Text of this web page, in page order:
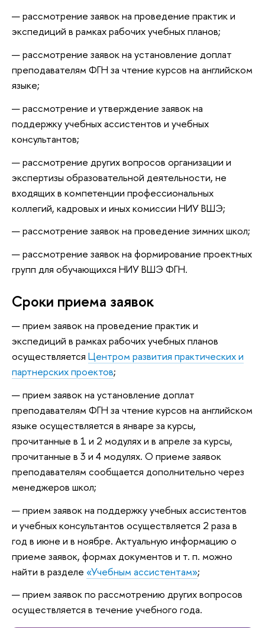
рассмотрение заявок на проведение практик и
экспедиций в рамках рабочих учебных планов;
рассмотрение заявок на установление доплат
преподавателям ФГН за чтение курсов на английском
языке;
рассмотрение и утверждение заявок на
поддержку учебных ассистентов и учебных
консультантов;
рассмотрение других вопросов организации и
экспертизы образовательной деятельности, не
входящих в компетенции профессиональных
коллегий, кадровых и иных комиссии НИУ ВШЭ;
рассмотрение заявок на проведение зимних школ;
рассмотрение заявок на формирование проектных
групп для обучающихся НИУ ВШЭ ФГН.
Сроки приема заявок
прием заявок на проведение практик и
экспедиций в рамках рабочих учебных планов
осуществляется Центром развития практических и
партнерских проектов;
прием заявок на установление доплат
преподавателям ФГН за чтение курсов на английском
языке осуществляется в январе за курсы,
прочитанные в 1 и 2 модулях и в апреле за курсы,
прочитанные в 3 и 4 модулях. О приеме заявок
преподавателям сообщается дополнительно через
менеджеров школ;
прием заявок на поддержку учебных ассистентов
и учебных консультантов осуществляется 2 раза в
год в июне и в ноябре. Актуальную информацию о
приеме заявок, формах документов и т. п. можно
найти в разделе «Учебным ассистентам»;
прием заявок по рассмотрению других вопросов
осуществляется в течение учебного года.